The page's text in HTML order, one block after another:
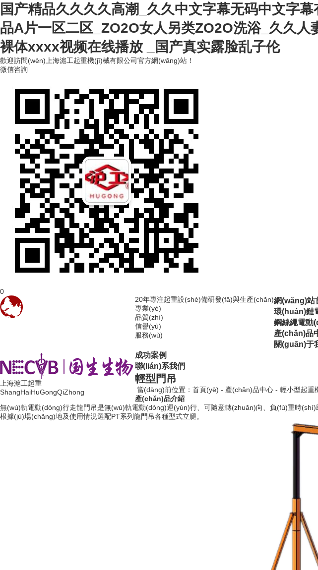
国产精品久久久久高潮_久久中文字幕无码中文字
品A片一区二区_ZO2O女人另类ZO2O洗浴_久久
裸体xxxx视频在线播放 _国产真实露脸乱子伦
歡迎訪問(wèn)上海滬工起重機(jī)械有限公司官方網(wǎng)站！
微信咨詢
0
上海滬工起重
ShangHaiHuGongQiZhong
20年專注起重設(shè)備研發(fā)與生產(chǎn)
專業(yè)
品質(zhì)
信譽(yù)
服務(wù)
網(wǎng)站
環(huán)鏈
鋼絲繩電動
產(chǎn)品
關(guān)于
成功案例
聯(lián)系我們
輕型門吊
當(dāng)前位置： 首頁(yè) - 產(chǎn)品中心 - 輕小型起重
產(chǎn)品介紹
無(wú)軌電動(dòng)行走龍門吊是無(wú)軌電動(dòng)運(yùn)行、可隨意轉(zhuǎn)向、負(fù)重
根據(jù)場(chǎng)地及使用情況選配PT系列龍門吊各種型式立腿。